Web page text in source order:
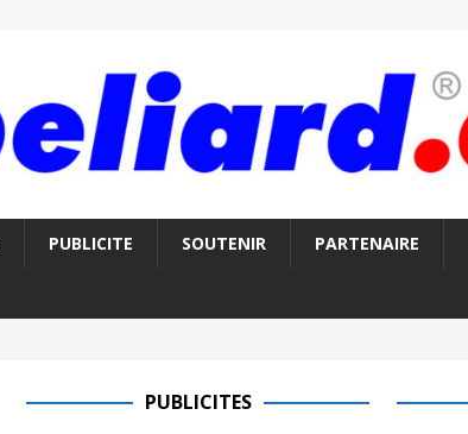
PUBLICITE SOUTENIR PARTENAIRE
PUBLICITES